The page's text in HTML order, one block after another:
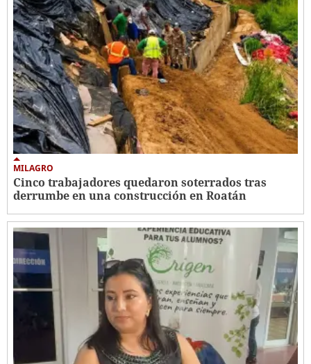
MILAGRO
Cinco trabajadores quedaron soterrados tras
derrumbe en una construcción en Roatán